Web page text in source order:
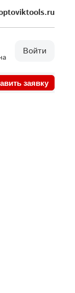
Войти
заявку